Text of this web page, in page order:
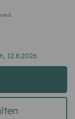
12.8.2026